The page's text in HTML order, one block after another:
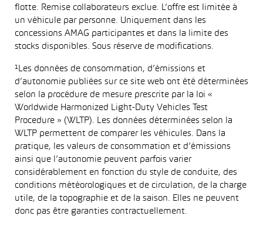
flotte. Remise collaborateurs exclue. L’offre est limitée à
un véhicule par personne. Uniquement dans les
concessions AMAG participantes et dans la limite des
stocks disponibles. Sous réserve de modifications.
¹Les données de consommation, d’émissions et
d’autonomie publiées sur ce site web ont été déterminées
selon la procédure de mesure prescrite par la loi «
Worldwide Harmonized Light-Duty Vehicles Test
Procedure » (WLTP). Les données déterminées selon la
WLTP permettent de comparer les véhicules. Dans la
pratique, les valeurs de consommation et d’émissions
ainsi que l’autonomie peuvent parfois varier
considérablement en fonction du style de conduite, des
conditions météorologiques et de circulation, de la charge
utile, de la topographie et de la saison. Elles ne peuvent
donc pas être garanties contractuellement.